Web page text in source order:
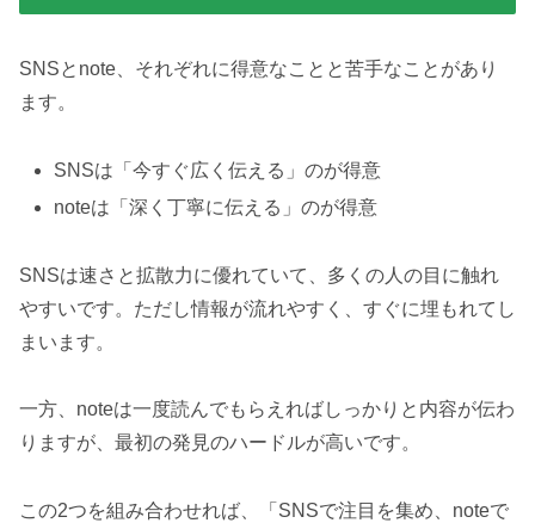
SNSとnote、それぞれに得意なことと苦手なことがあり
ます。
SNSは「今すぐ広く伝える」のが得意
noteは「深く丁寧に伝える」のが得意
SNSは速さと拡散力に優れていて、多くの人の目に触れ
やすいです。ただし情報が流れやすく、すぐに埋もれてし
まいます。
一方、noteは一度読んでもらえればしっかりと内容が伝わ
りますが、最初の発見のハードルが高いです。
この2つを組み合わせれば、「SNSで注目を集め、noteで